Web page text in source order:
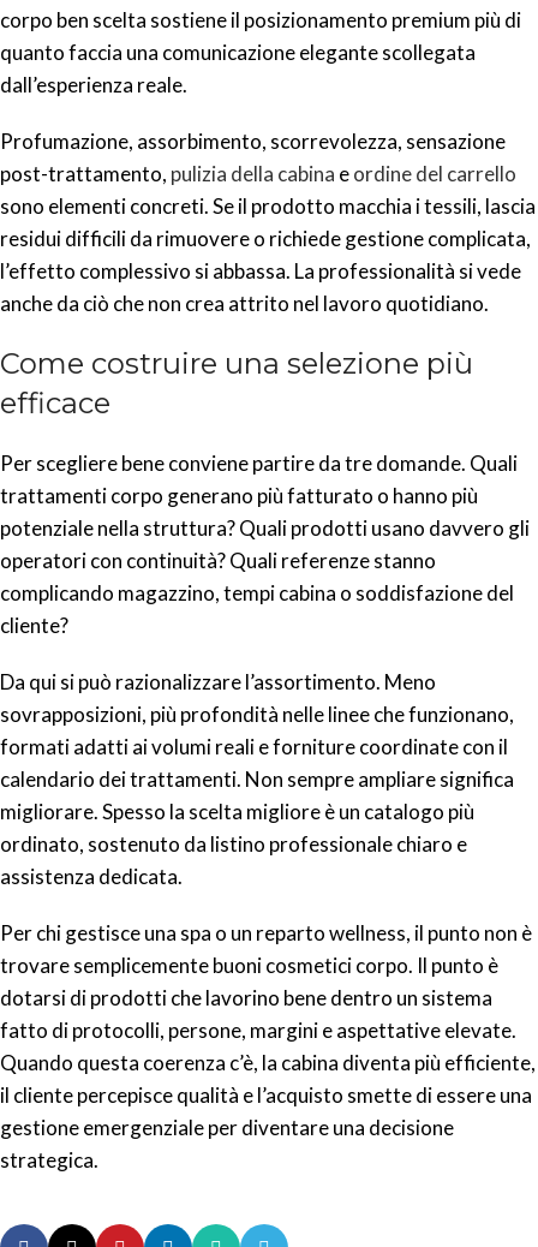
corpo ben scelta sostiene il posizionamento premium più di
quanto faccia una comunicazione elegante scollegata
dall’esperienza reale.
Profumazione, assorbimento, scorrevolezza, sensazione
post-trattamento, pulizia della cabina eordine del carrello
sono elementi concreti. Se il prodotto macchia i tessili, lascia
residui difficili da rimuovere o richiede gestione complicata,
l’effetto complessivo si abbassa. La professionalità si vede
anche da ciò che non crea attrito nel lavoro quotidiano.
Come costruire una selezione più
efficace
Per scegliere bene conviene partire da tre domande. Quali
trattamenti corpo generano più fatturato o hanno più
potenziale nella struttura? Quali prodotti usano davvero gli
operatori con continuità? Quali referenze stanno
complicando magazzino, tempi cabina o soddisfazione del
cliente?
Da qui si può razionalizzare l’assortimento. Meno
sovrapposizioni, più profondità nelle linee che funzionano,
formati adatti ai volumi reali e forniture coordinate con il
calendario dei trattamenti. Non sempre ampliare significa
migliorare. Spesso la scelta migliore è un catalogo più
ordinato, sostenuto da listino professionale chiaro e
assistenza dedicata.
Per chi gestisce una spa o un reparto wellness, il punto non è
trovare semplicemente buoni cosmetici corpo. Il punto è
dotarsi di prodotti che lavorino bene dentro un sistema
fatto di protocolli, persone, margini e aspettative elevate.
Quando questa coerenza c’è, la cabina diventa più efficiente,
il cliente percepisce qualità e l’acquisto smette di essere una
gestione emergenziale per diventare una decisione
strategica.